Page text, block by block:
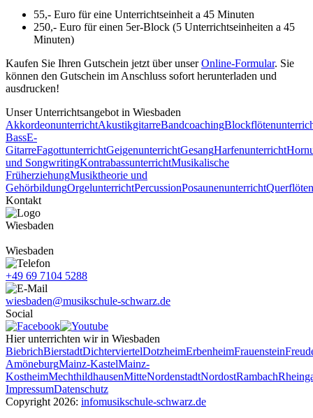
55,- Euro für eine Unterrichtseinheit a 45 Minuten
250,- Euro für einen 5er-Block (5 Unterrichtseinheiten a 45
Minuten)
Kaufen Sie Ihren Gutschein jetzt über unserOnline-Formular. Sie
können den Gutschein im Anschluss sofort herunterladen und
ausdrucken!
Unser Unterrichts­angebot in Wiesbaden
AkkordeonunterrichtAkustikgitarreBandcoaching
BassE-
GitarreFagottunterrichtGeigenunterrichtGesangHarfenunterricht
und SongwritingKontrabassunterrichtMusikalische
FrüherziehungMusiktheorie und
GehörbildungOrgelunterrichtPercussionPosaunenunterricht
Kontakt
Wiesbaden
Wiesbaden
+49 69 7104 5288
wiesbaden@musikschule-schwarz.de
Social
Hier unterrichten wir in Wiesbaden
BiebrichBierstadtDichterviertelDotzheimErbenheimFrauenstein
AmöneburgMainz-KastelMainz-
KostheimMechthildhausenMitteNordenstadtNordostRambach
ImpressumDatenschutz
Copyright 2026: infomusikschule-schwarz.de